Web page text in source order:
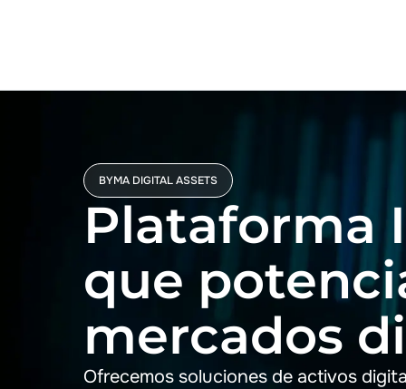
BYMA DIGITAL ASSETS
Plataforma
que
mercados
Ofrecemos soluciones de activos